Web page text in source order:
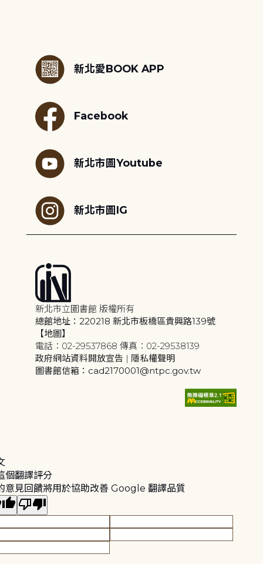
新北愛BOOK APP
Facebook
新北市圖Youtube
新北市圖IG
新北市立圖書館 版權所有
總館地址：220218 新北市板橋區貴興路139號
【地圖】
電話：02-29537868 傳真：02-29538139
政府網站資料開放宣告 | 隱私權聲明
圖書館信箱：cad2170001@ntpc.gov.tw
個翻譯評分
意見回饋將用於協助改善 Google 翻譯品質